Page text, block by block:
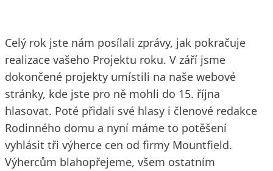
Celý rok jste nám posílali zprávy, jak pokračuje
realizace vašeho Projektu roku. V září jsme
dokončené projekty umístili na naše webové
stránky, kde jste pro ně mohli do 15. října
hlasovat. Poté přidali své hlasy i členové redakce
Rodinného domu a nyní máme to potěšení
vyhlásit tři výherce cen od firmy Mountfield.
Výhercům blahopřejeme, všem ostatním